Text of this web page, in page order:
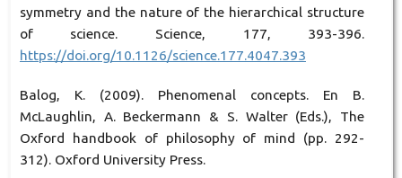
symmetry and the nature of the hierarchical structure
of science. Science, 177, 393-396.
https://doi.org/10.1126/science.177.4047.393
Balog, K. (2009). Phenomenal concepts. En B.
McLaughlin, A. Beckermann & S. Walter (Eds.), The
Oxford handbook of philosophy of mind (pp. 292-
312). Oxford University Press.